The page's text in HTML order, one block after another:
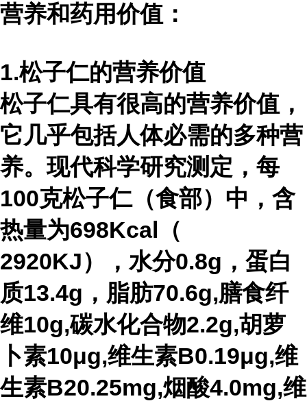
营养和药用价值：
1.松子仁的营养价值
松子仁具有很高的营养价值，
它几乎包括人体必需的多种营
养。现代科学研究测定，每
100克松子仁（食部）中，含
热量为698Kcal（
2920KJ），水分0.8g，蛋白
质13.4g，脂肪70.6g,膳食纤
维10g,碳水化合物2.2g,胡萝
卜素10μg,维生素B0.19μg,维
生素B20.25mg,烟酸4.0mg,维